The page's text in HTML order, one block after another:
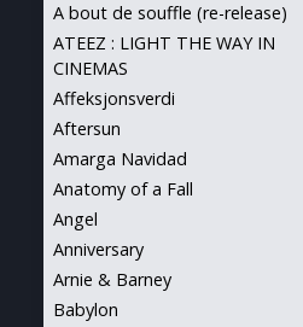
A bout de souffle (re-release)
ATEEZ : LIGHT THE WAY IN
CINEMAS
Affeksjonsverdi
Aftersun
Amarga Navidad
Anatomy of a Fall
Angel
Anniversary
Arnie & Barney
Babylon